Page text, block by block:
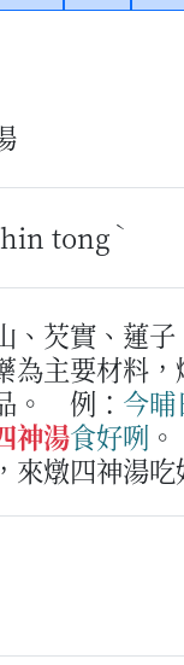
tong ˋ
、芡實、蓮
為主要材料
。
例： 今晡
神湯食好咧 。
來燉四神湯吃